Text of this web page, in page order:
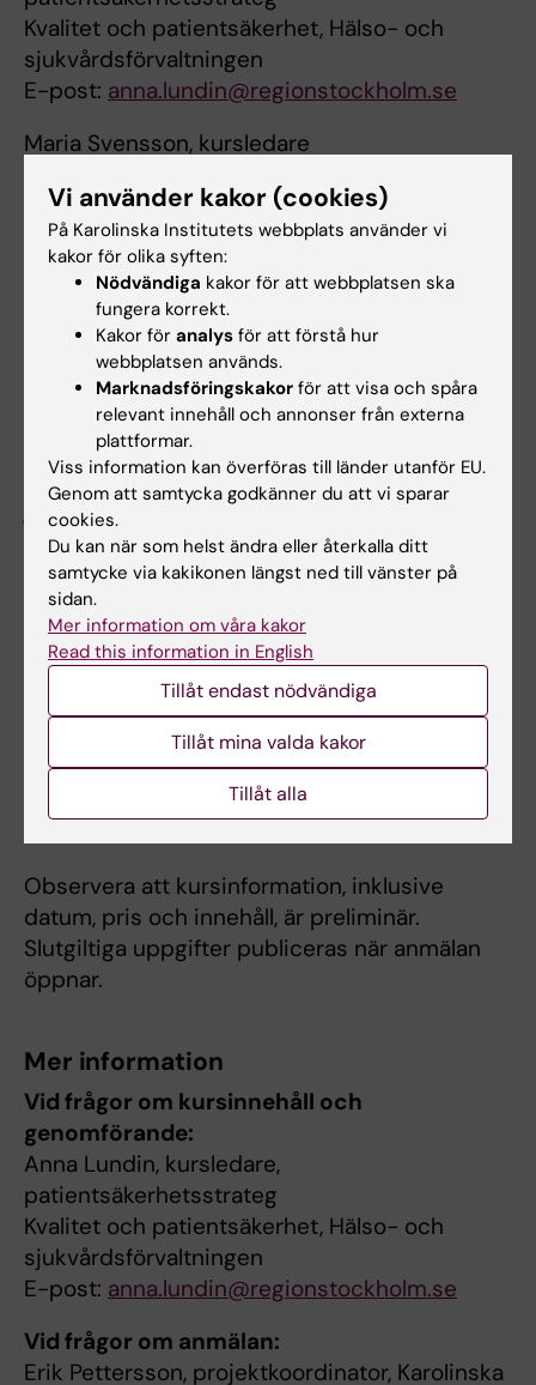
Kvalitet och patientsäkerhet, Hälso- och
sjukvårdsförvaltningen
E-post: anna.lundin@regionstockholm.se
Maria Svensson, kursledare
Behörighet
Inga förkunskaper krävs, dock rekommenderar
vi att man har genomgått kursen
Händelseanalys 3 hp.
Citat från tidigare kursdeltagare
"Tack för uppmuntran i handledning och
givande dagar"
"Stort tack för en mkt bra anordnad kurs."
Intresseanmälan
Anmälan är inte öppen för nästa omgång. Du
kan göra en intresseanmälan så får du besked
när anmälan har öppnat. Intresseanmälan är
inte bindande.
Observera att kursinformation, inklusive
datum, pris och innehåll, är preliminär.
Slutgiltiga uppgifter publiceras när anmälan
öppnar.
Mer information
Vid frågor om kursinnehåll och
genomförande:
Anna Lundin, kursledare,
patientsäkerhetsstrateg
Kvalitet och patientsäkerhet, Hälso- och
sjukvårdsförvaltningen
E-post: anna.lundin@regionstockholm.se
Vid frågor om anmälan:
Erik Pettersson, projektkoordinator, Karolinska
Vi använder kakor (cookies)
På Karolinska Institutets webbplats använder vi
kakor för olika syften:
Nödvändiga kakor för att webbplatsen ska
fungera korrekt.
Kakor för analys för att förstå hur
webbplatsen används.
Marknadsföringskakor för att visa och spåra
relevant innehåll och annonser från externa
plattformar.
Viss information kan överföras till länder utanför EU.
Genom att samtycka godkänner du att vi sparar
cookies.
Du kan när som helst ändra eller återkalla ditt
samtycke via kakikonen längst ned till vänster på
sidan.
Mer information om våra kakor
Read this information in English
Tillåt endast nödvändiga
Tillåt mina valda kakor
Tillåt alla